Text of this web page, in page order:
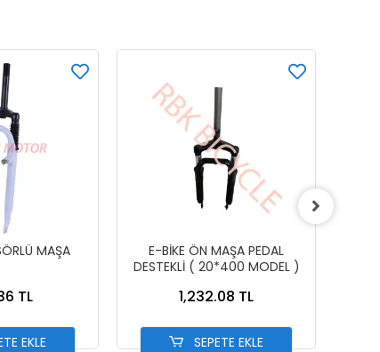
MAŞA
TL
EKLE
E-BİKE ÖN MAŞA PEDAL
DESTEKLİ ( 20*400 MODEL )
1,232.08 TL
SEPETE EKLE